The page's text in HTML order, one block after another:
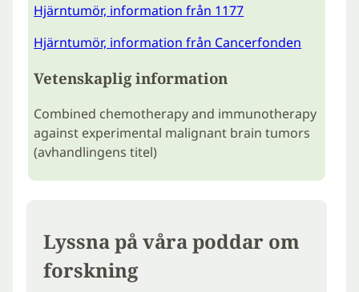
Hjärntumör, information från 1177
Hjärntumör, information från Cancerfonden
Vetenskaplig information
Combined chemotherapy and immunotherapy
against experimental malignant brain tumors
(avhandlingens titel)
Lyssna på våra poddar om
forskning